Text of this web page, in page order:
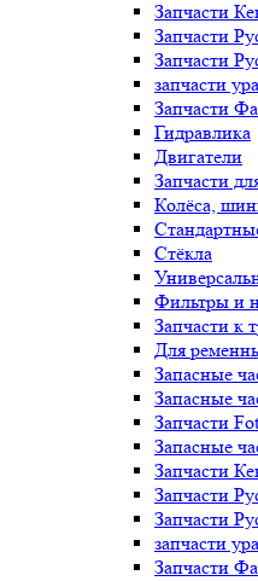
Запчасти
Запчасти
Запчасти
запчасти
Запчасти
Гидравлика
Двигатели
Запчасти
Колёса,
Стёкла
Фильтры и
Запчасти к
Для
Запасные
Запасные
Запчасти
Запасные
Запчасти
Запчасти
Запчасти
запчасти
Запчасти